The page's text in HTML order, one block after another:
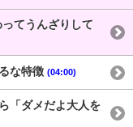
てうんざりして
な特徴 (04:00)
「ダメだよ大人を